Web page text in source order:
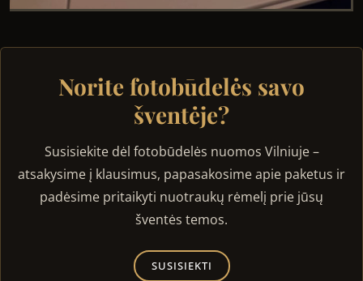
Norite fotobūdelės savo
šventėje?
Susisiekite dėl fotobūdelės nuomos Vilniuje –
atsakysime į klausimus, papasakosime apie paketus ir
padėsime pritaikyti nuotraukų rėmelį prie jūsų
šventės temos.
SUSISIEKTI